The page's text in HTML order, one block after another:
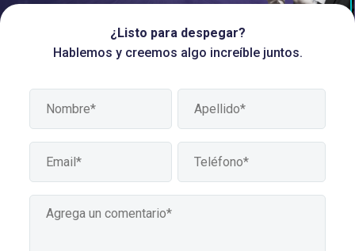
¿Listo para despegar?
Hablemos y creemos algo increíble juntos.